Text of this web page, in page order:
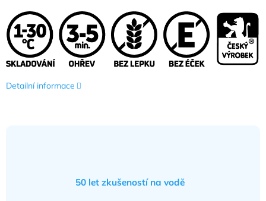
Detailní informace
50 let zkušeností na vodě